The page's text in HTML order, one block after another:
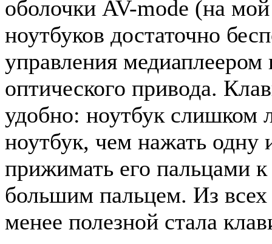
оболочки AV-mode (на мой
ноутбуков достаточно
управления
оптического привода.
удобно: ноутбук слишком
ноутбук, чем нажать одну
прижимать его пальцами
большим пальцем. Из
менее полезной стала